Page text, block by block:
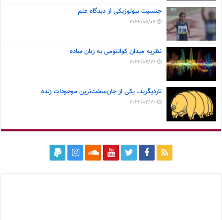
جنسیت بیولوژیکی از دیدگاه علم
2022/05/02
نظریه میدان کوانتومی به زبان ساده
2022/04/26
تاردیگرید، یکی از جان‌سخت‌ترین موجودات زنده
2022/04/20